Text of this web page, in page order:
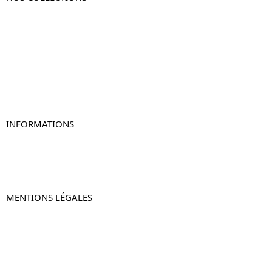
INFORMATIONS
MENTIONS LÉGALES